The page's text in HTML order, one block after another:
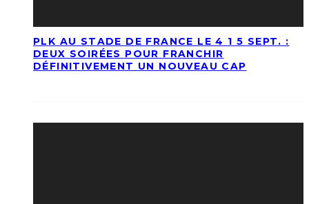
PLK AU STADE DE FRANCE LE 4 1 5 SEPT. :
DEUX SOIRÉES POUR FRANCHIR
DÉFINITIVEMENT UN NOUVEAU CAP